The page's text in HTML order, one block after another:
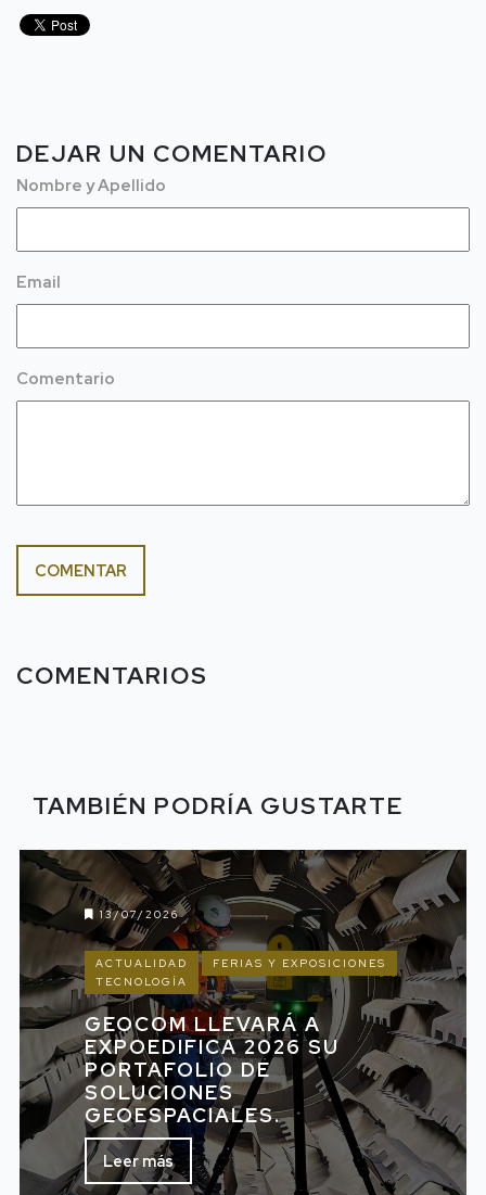
DEJAR UN COMENTARIO
Nombre y Apellido
Email
Comentario
COMENTAR
COMENTARIOS
TAMBIÉN PODRÍA GUSTARTE
13/07/2026
ACTUALIDAD
FERIAS Y EXPOSICIONES
TECNOLOGÍA
GEOCOM LLEVARÁ A
EXPOEDIFICA 2026 SU
PORTAFOLIO DE
SOLUCIONES
GEOESPACIALES.
Leer más